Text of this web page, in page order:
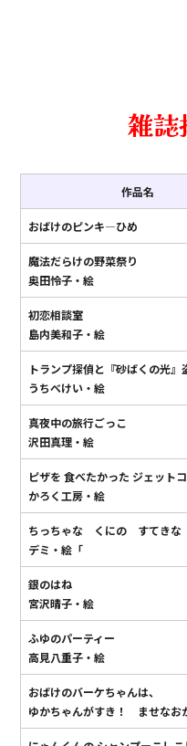
雑誌
作品名
おばけのピンキ―ひめ
魔法だらけの野菜祭り
奥田怜子・絵
初恋相談室
島内美和子・絵
トランプ探偵と『砂ばくの光』
うちべけい・絵
真夜中の旅行ごっこ
沢田真理・絵
ピザを 食べたかった ジェット
かろく工房・絵
ちっちゃな くにの すてきな
デミ・絵「
銀のはね
宮沢晴子・絵
ふゆのパーティー
高見八重子・絵
おばけのバーケちゃんは、
ゆかちゃんがすき！ ませなお